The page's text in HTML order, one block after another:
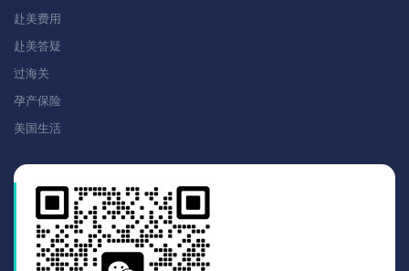
赴美费用
赴美答疑
过海关
孕产保险
美国生活